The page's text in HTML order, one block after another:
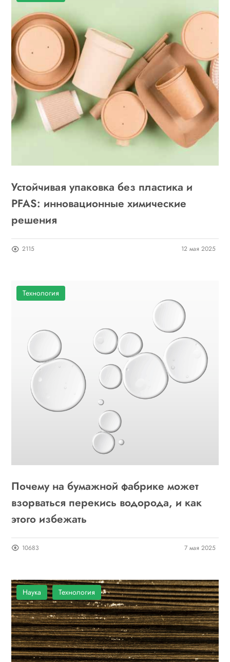
Устойчивая упаковка без пластика и
PFAS: инновационные химические
решения
2115 12 мая 2025
Технология
Почему на бумажной фабрике может
взорваться перекись водорода, и как
этого избежать
10683 7 мая 2025
Наука Технология